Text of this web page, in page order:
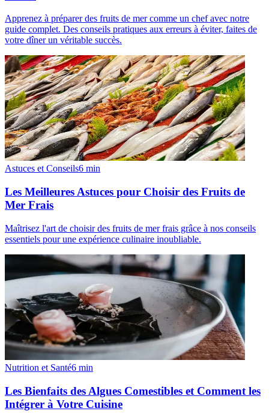
Apprenez à préparer des fruits de mer comme un chef avec notre
guide complet. Des conseils pratiques aux erreurs à éviter, faites de
votre dîner un véritable succès.
Astuces et Conseils6 min
Les Meilleures Astuces pour Choisir des Fruits de
Mer Frais
Maîtrisez l'art de choisir des fruits de mer frais grâce à nos conseils
essentiels pour une expérience culinaire inoubliable.
Nutrition et Santé6 min
Les Bienfaits des Algues Comestibles et Comment les
Intégrer à Votre Cuisine